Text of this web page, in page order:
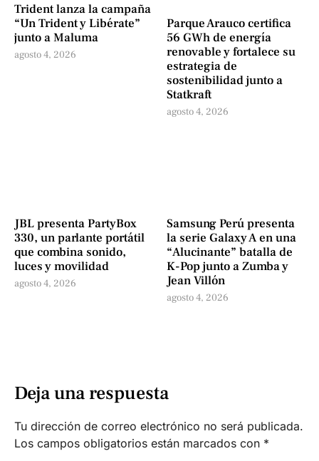
Trident lanza la campaña
“Un Trident y Libérate”
junto a Maluma
agosto 4, 2026
Parque Arauco certifica
56 GWh de energía
renovable y fortalece su
estrategia de
sostenibilidad junto a
Statkraft
agosto 4, 2026
JBL presenta PartyBox
330, un parlante portátil
que combina sonido,
luces y movilidad
agosto 4, 2026
Samsung Perú presenta
la serie Galaxy A en una
“Alucinante” batalla de
K-Pop junto a Zumba y
Jean Villón
agosto 4, 2026
Deja una respuesta
Tu dirección de correo electrónico no será publicada.
Los campos obligatorios están marcados con *